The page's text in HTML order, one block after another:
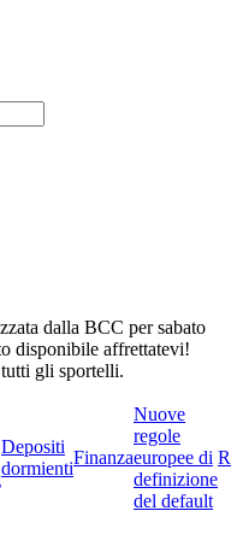
dalla BCC per sabato
disponibile affrettatevi!
gli sportelli.
Depositi
dormienti
Finanza
Nuove
regole
europee di
definizione
del default